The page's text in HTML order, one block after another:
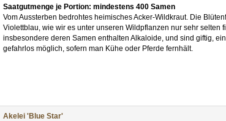
Saatgutmenge je Portion: mindestens 400 Samen
Vom Aussterben bedrohtes heimisches Acker-Wildkraut. Die
Violettblau, wie wir es unter unseren Wildpflanzen nur sehr selten
insbesondere deren Samen enthalten Alkaloide, und sind giftig,
gefahrlos möglich, sofern man Kühe oder Pferde fernhält.
Akelei 'Blue Star'